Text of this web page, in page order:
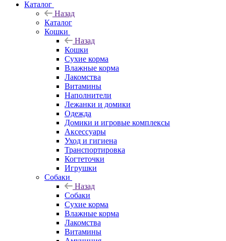
Каталог
Назад
Каталог
Кошки
Назад
Кошки
Сухие корма
Влажные корма
Лакомства
Витамины
Наполнители
Лежанки и домики
Одежда
Домики и игровые комплексы
Аксессуары
Уход и гигиена
Транспортировка
Когтеточки
Игрушки
Собаки
Назад
Собаки
Сухие корма
Влажные корма
Лакомства
Витамины